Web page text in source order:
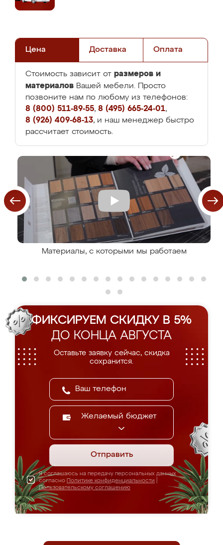
Цена Доставка Оплата
Стоимость зависит от размеров и
материалов Вашей мебели. Просто
позвоните нам по любому из телефонов:
8 (800) 511-89-55, 8 (495) 665-24-01,
8 (926) 409-68-13, и наш менеджер быстро
рассчитает стоимость.
Материалы, с которыми мы работаем
ФИКСИРУЕМ СКИДКУ В 5%
ДО КОНЦА АВГУСТА
Оставьте заявку сейчас, скидка
сохранится.
Желаемый бюджет
Отправить
Я соглашаюсь на передачу персональных данных
согласно Политике конфиденциальности
Пользовательскому соглашению